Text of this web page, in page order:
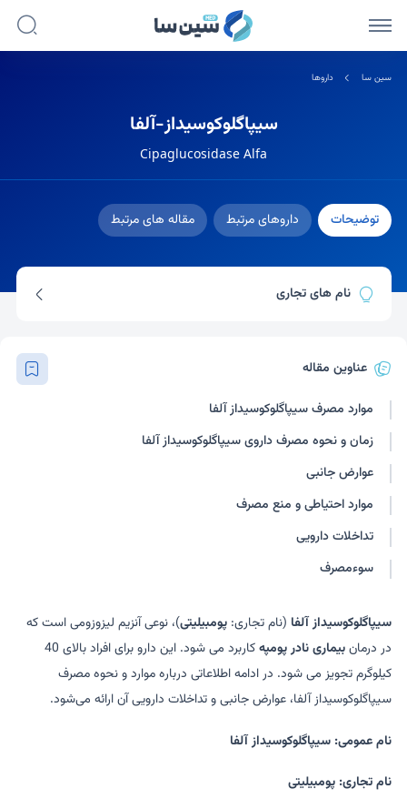
سین سا داروها
سیپاگلوکوسیداز-آلفا
Cipaglucosidase Alfa
توضیحات داروهای مرتبط مقاله های مرتبط
نام های تجاری
عناوین مقاله
موارد مصرف سیپاگلوکوسیداز آلفا
زمان و نحوه مصرف داروی سیپاگلوکوسیداز آلفا
عوارض جانبی
موارد احتیاطی و منع مصرف
تداخلات دارویی
سوءمصرف
سیپاگلوکوسیداز آلفا (نام تجاری:پومبیلیتی)، نوعی آنزیم لیزوزومی است که
در درمانبیماری نادر پومپه
کاربرد می شود. این دارو برای افراد بالای 40
کیلوگرم تجویز می شود. در ادامه اطلاعاتی درباره موارد و نحوه مصرف
سیپاگلوکوسیداز آلفا، عوارض جانبی و تداخلات دارویی آن ارائه می‌شود.
نام عمومی: سیپاگلوکوسیداز آلفا
نام تجاری: پومبیلیتی